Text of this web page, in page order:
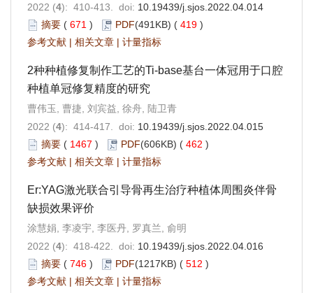
2022 (4): 410-413. doi: 10.19439/j.sjos.2022.04.014
摘要 ( 671 ) PDF(491KB) ( 419 )
参考文献 | 相关文章 | 计量指标
2种种植修复制作工艺的Ti-base基台一体冠用于口腔
种植单冠修复精度的研究
曹伟玉, 曹捷, 刘宾益, 徐舟, 陆卫青
2022 (4): 414-417. doi: 10.19439/j.sjos.2022.04.015
摘要 ( 1467 ) PDF(606KB) ( 462 )
参考文献 | 相关文章 | 计量指标
Er:YAG激光联合引导骨再生治疗种植体周围炎伴骨
缺损效果评价
涂慧娟, 李凌宇, 李医丹, 罗真兰, 俞明
2022 (4): 418-422. doi: 10.19439/j.sjos.2022.04.016
摘要 ( 746 ) PDF(1217KB) ( 512 )
参考文献 | 相关文章 | 计量指标